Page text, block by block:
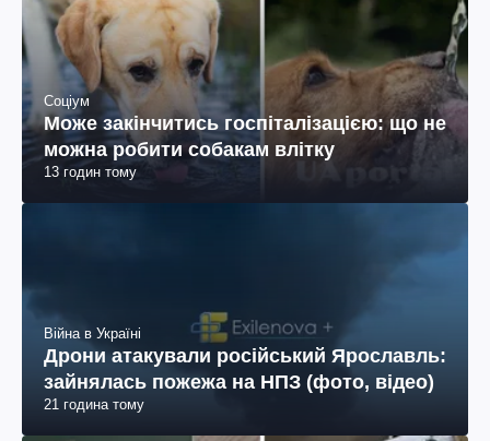
Соціум
Може закінчитись госпіталізацією: що не
можна робити собакам влітку
13 годин тому
Війна в Україні
Дрони атакували російський Ярославль:
зайнялась пожежа на НПЗ (фото, відео)
21 година тому